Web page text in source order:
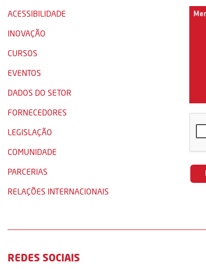
ACESSIBILIDADE
INOVAÇÃO
CURSOS
EVENTOS
DADOS DO SETOR
FORNECEDORES
LEGISLAÇÃO
COMUNIDADE
PARCERIAS
RELAÇÕES INTERNACIONAIS
REDES SOCIAIS